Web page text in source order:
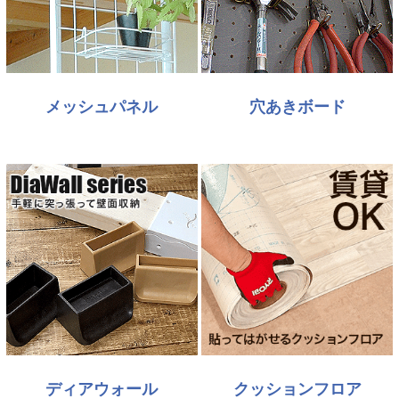
メッシュパネル 穴あきボード
ディアウォール クッションフロア